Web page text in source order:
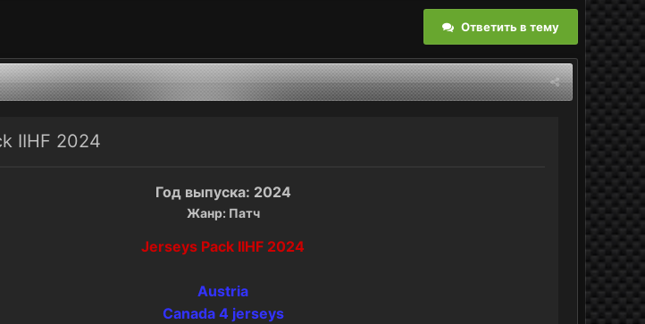
Ответить в тему
IIHF 2024
Год выпуска: 2024
Жанр: Патч
Jerseys Pack IIHF 2024
Austria
Canada 4 jerseys